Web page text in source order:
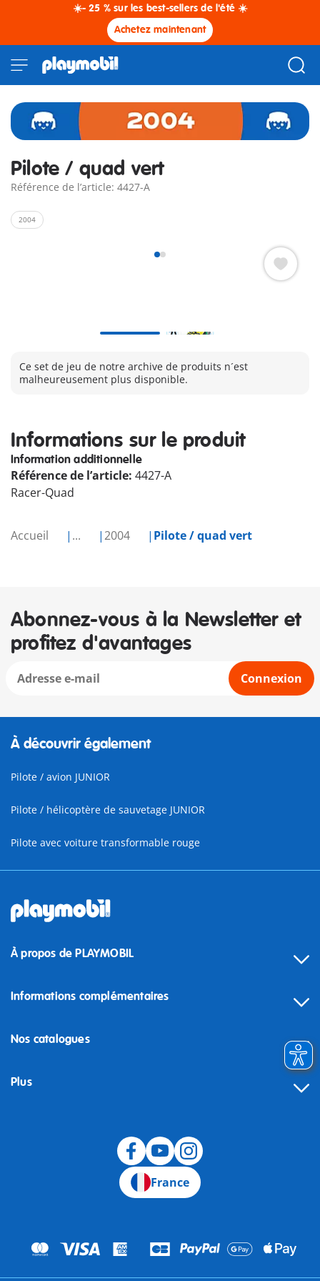
☀️- 25 % sur les best-sellers de l'été ☀️
Achetez maintenant
Accueil ... 2004 Pilote / quad vert
Pilote / quad vert
Référence de l’article: 4427-A
2004
Ce set de jeu de notre archive de produits n´est
malheureusement plus disponible.
Informations sur le produit
Information additionnelle
Référence de l’article: 4427-A
Racer-Quad
Abonnez-vous à la Newsletter et
profitez d'avantages
Connexion
À découvrir également
Pilote / avion JUNIOR
Pilote / hélicoptère de sauvetage JUNIOR
Pilote avec voiture transformable rouge
À propos de PLAYMOBIL
Informations complémentaires
Nos catalogues
Plus
France